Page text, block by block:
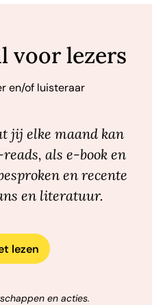
voor lezers
en/of luisteraar
jij elke maand kan
als e-book en
en recente
en literatuur.
lezen
en acties.